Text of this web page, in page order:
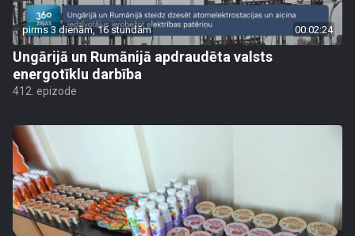
pirms 3 dienām, 16 stundām 00:02:24
Ungārijā un Rumānijā apdraudēta valsts
energotīklu darbība
412. epizode